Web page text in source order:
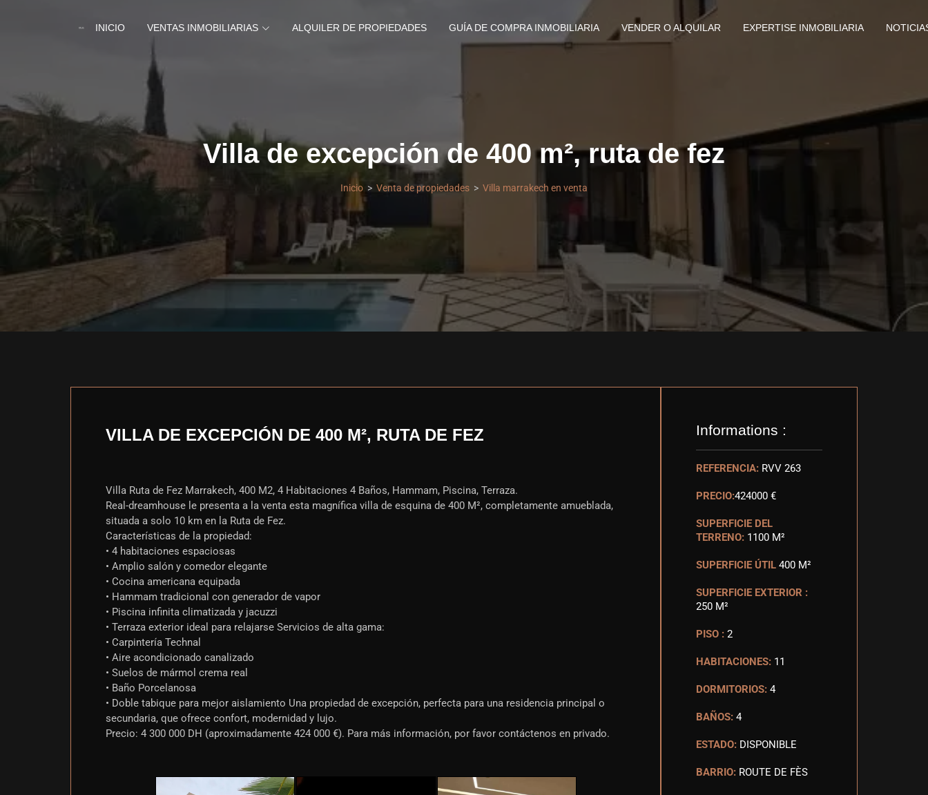
INICIO VENTAS INMOBILIARIAS ALQUILER DE PROPIEDADES GUÍA DE COMPRA INMOBILIARIA VENDER O ALQUILAR EXPERTISE INMOBILIARIA
Villa de excepción de 400 m², ruta de fez
Inicio Venta de propiedades Villa marrakech en venta
VILLA DE EXCEPCIÓN DE 400 M², RUTA DE FEZ
Villa Ruta de Fez Marrakech, 400 M2, 4 Habitaciones 4 Baños, Hammam, Piscina, Terraza.
Real-dreamhouse le presenta a la venta esta magnífica villa de esquina de 400 M², completamente amueblada,
situada a solo 10 km en la Ruta de Fez.
Características de la propiedad:
• 4 habitaciones espaciosas
• Amplio salón y comedor elegante
• Cocina americana equipada
• Hammam tradicional con generador de vapor
• Piscina infinita climatizada y jacuzzi
• Terraza exterior ideal para relajarse Servicios de alta gama:
• Carpintería Technal
• Aire acondicionado canalizado
• Suelos de mármol crema real
• Baño Porcelanosa
• Doble tabique para mejor aislamiento Una propiedad de excepción, perfecta para una residencia principal o
secundaria, que ofrece confort, modernidad y lujo.
Precio: 4 300 000 DH (aproximadamente 424 000 €). Para más información, por favor contáctenos en privado.
Informations :
REFERENCIA: RVV 263
PRECIO:424000 €
SUPERFICIE DEL
TERRENO: 1100 M²
SUPERFICIE ÚTIL 400 M²
SUPERFICIE EXTERIOR :
250 M²
PISO : 2
HABITACIONES: 11
DORMITORIOS: 4
BAÑOS: 4
ESTADO: DISPONIBLE
BARRIO: ROUTE DE FÈS